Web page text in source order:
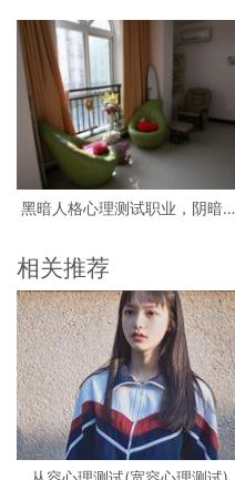
黑暗人格心理测试职业，阴暗人
相关推荐